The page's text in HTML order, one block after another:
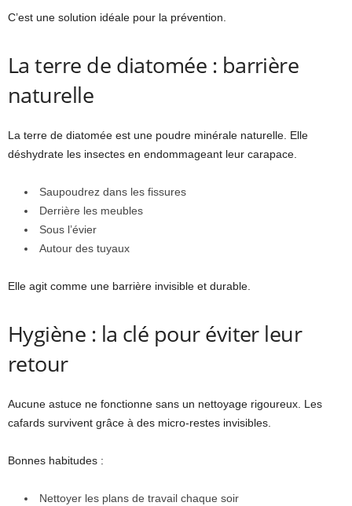
C’est une solution idéale pour la prévention.
La terre de diatomée : barrière
naturelle
La terre de diatomée est une poudre minérale naturelle. Elle
déshydrate les insectes en endommageant leur carapace.
Saupoudrez dans les fissures
Derrière les meubles
Sous l’évier
Autour des tuyaux
Elle agit comme une barrière invisible et durable.
Hygiène : la clé pour éviter leur
retour
Aucune astuce ne fonctionne sans un nettoyage rigoureux. Les
cafards survivent grâce à des micro-restes invisibles.
Bonnes habitudes :
Nettoyer les plans de travail chaque soir